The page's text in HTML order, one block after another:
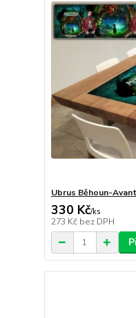
Ubrus Běhoun-
330 Kč/ks
273 Kč bez DPH